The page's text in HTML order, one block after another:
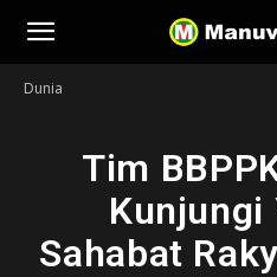
Manuver
Dunia
Tim
Kunjungi
Sahabat